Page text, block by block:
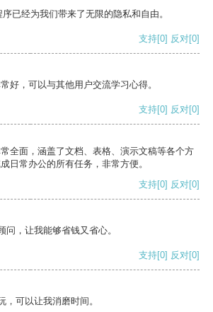
已经为我们带来了无限的隐私和自由。
支持[0] 反对[0]
好，可以与其他用户交流学习心得。
支持[0] 反对[0]
全面，涵盖了文档、表格、演示文稿等各个方
日常办公的所有任务，非常方便。
支持[0] 反对[0]
问，让我能够省钱又省心。
支持[0] 反对[0]
，可以让我消磨时间。